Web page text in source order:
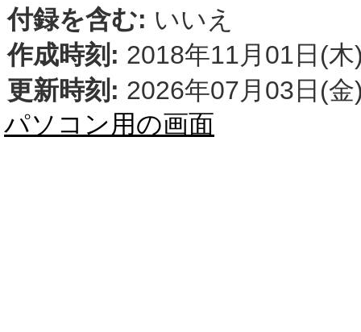
付録を含む: いいえ
作成時刻: 2018年11月01日(
更新時刻: 2026年07月03日(
パソコン用の画面